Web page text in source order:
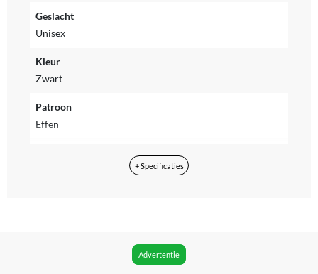
Geslacht
Unisex
Kleur
Zwart
Patroon
Effen
De informatie van de fabrikant is momenteel niet
+ Specificaties
Advertentie